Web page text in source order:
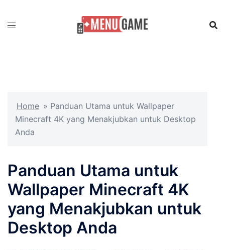
Home » Panduan Utama untuk Wallpaper
Minecraft 4K yang Menakjubkan untuk Desktop
Anda
Panduan Utama untuk
Wallpaper Minecraft 4K
yang Menakjubkan untuk
Desktop Anda